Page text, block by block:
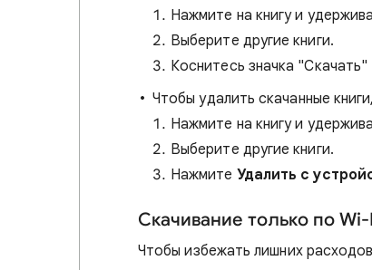
Нажмите на книгу и
Выберите другие книги.
Коснитесь значка "Скачать"
Чтобы удалить скачанные
Нажмите на книгу и
Выберите другие книги.
Нажмите Удалить с
Скачивание только по Wi-
Чтобы избежать лишних